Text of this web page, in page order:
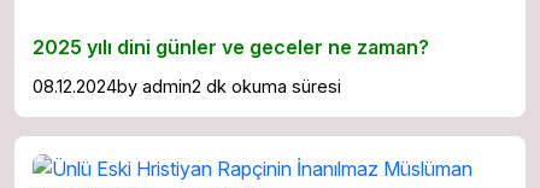
2025 yılı dini günler ve geceler ne zaman?
08.12.2024by admin2 dk okuma süresi